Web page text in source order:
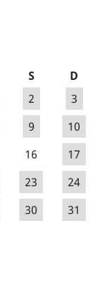
S
D
2
3
9
10
16
17
23
24
30
31